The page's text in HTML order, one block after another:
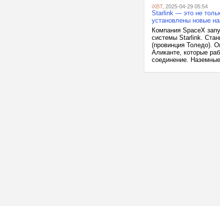
iXBT, 2025-04-29 05:54
Starlink — это не
установлены новые
Компания SpaceX
системы Starlink.
(провинция Толедо).
Аликанте, которые
соединение.